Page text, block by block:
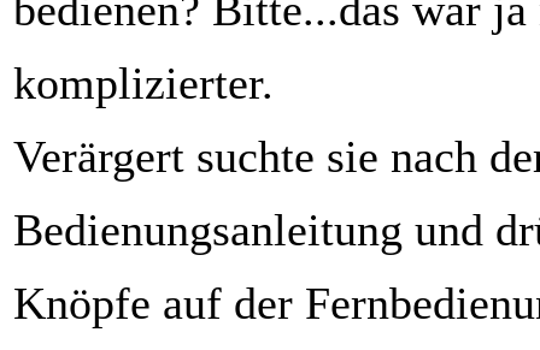
bedienen? Bitte...das war
komplizierter.
Verärgert suchte sie nach
Bedienungsanleitung und
Knöpfe auf der